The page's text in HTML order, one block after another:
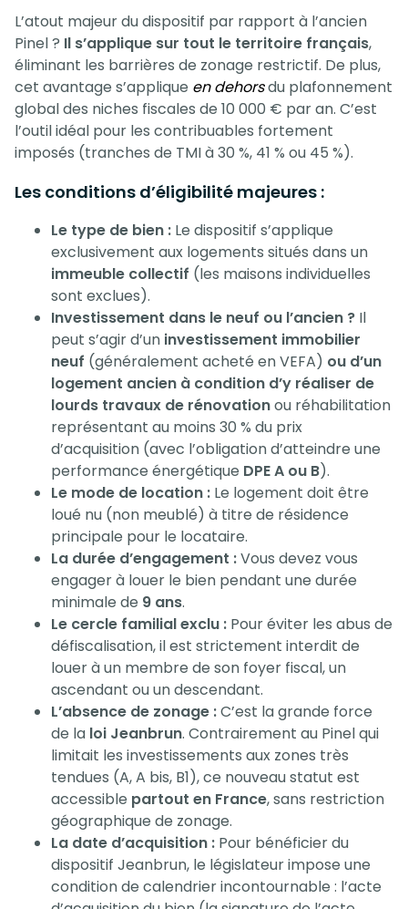
L’atout majeur du dispositif par rapport à l’ancien
Pinel ? Il s’applique sur tout le territoire français,
éliminant les barrières de zonage restrictif. De plus,
cet avantage s’applique en dehorsdu plafonnement
global des niches fiscales de 10 000 € par an. C’est
l’outil idéal pour les contribuables fortement
imposés (tranches de TMI à 30 %, 41 % ou 45 %).
Les conditions d’éligibilité majeures :
Le type de bien : Le dispositif s’applique
exclusivement aux logements situés dans un
immeuble collectif (les maisons individuelles
sont exclues).
Investissement dans le neuf ou l’ancien ? Il
peut s’agir d’un investissement immobilier
neuf (généralement acheté en VEFA) ou d’un
logement ancien à condition d’y réaliser de
lourds travaux de rénovationou réhabilitation
représentant au moins 30 % du prix
d’acquisition (avec l’obligation d’atteindre une
performance énergétique DPE A ou B).
Le mode de location : Le logement doit être
loué nu (non meublé) à titre de résidence
principale pour le locataire.
La durée d’engagement :Vous devez vous
engager à louer le bien pendant une durée
minimale de 9 ans.
Le cercle familial exclu : Pour éviter les abus de
défiscalisation, il est strictement interdit de
louer à un membre de son foyer fiscal, un
ascendant ou un descendant.
L’absence de zonage :C’est la grande force
de la loi Jeanbrun. Contrairement au Pinel qui
limitait les investissements aux zones très
tendues (A, A bis, B1), ce nouveau statut est
accessible partout en France, sans restriction
géographique de zonage.
La date d’acquisition : Pour bénéficier du
dispositif Jeanbrun, le législateur impose une
condition de calendrier incontournable : l’acte